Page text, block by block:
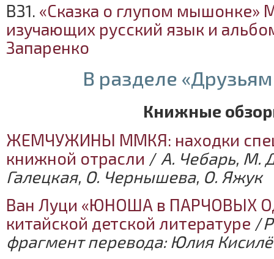
ВЗ1. «Сказка о глупом мышонке»
изучающих русский язык и
Запаренко
В разделе
Книжные
ЖЕМЧУЖИНЫ ММКЯ: находки
книжной отрасли / А. Чебарь, М.
Галецкая, О. Чернышева, О. Яжук
Ван Луци «ЮНОША в ПАРЧОВЫХ
китайской детской литературе /
фрагмент перевода: Юлия